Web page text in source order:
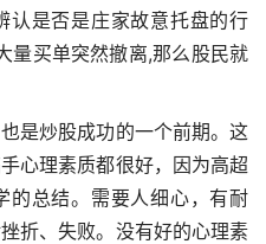
认是否是庄家故意托盘的行
量买单突然撤离,那么股民就
是炒股成功的一个前期。这
心理素质都很好，因为高超
的总结。需要人细心，有耐
折、失败。没有好的心理素